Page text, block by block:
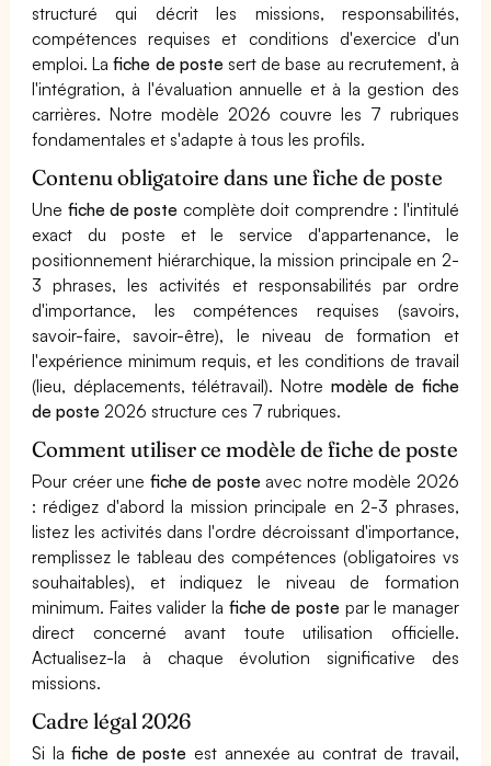
structuré qui décrit les missions, responsabilités,
compétences requises et conditions d'exercice d'un
emploi. Lafiche de postesert de base au recrutement, à
l'intégration, à l'évaluation annuelle et à la gestion des
carrières. Notre modèle 2026 couvre les 7 rubriques
fondamentales et s'adapte à tous les profils.
Contenu obligatoire dans une fiche de poste
Une fiche de poste complète doit comprendre : l'intitulé
exact du poste et le service d'appartenance, le
positionnement hiérarchique, la mission principale en 2-
3 phrases, les activités et responsabilités par ordre
d'importance, les compétences requises (savoirs,
savoir-faire, savoir-être), le niveau de formation et
l'expérience minimum requis, et les conditions de travail
(lieu, déplacements, télétravail). Notre modèle de fiche
de poste 2026 structure ces 7 rubriques.
Comment utiliser ce modèle de fiche de poste
Pour créer une fiche de posteavec notre modèle 2026
: rédigez d'abord la mission principale en 2-3 phrases,
listez les activités dans l'ordre décroissant d'importance,
remplissez le tableau des compétences (obligatoires vs
souhaitables), et indiquez le niveau de formation
minimum. Faites valider la fiche de poste par le manager
direct concerné avant toute utilisation officielle.
Actualisez-la à chaque évolution significative des
missions.
Cadre légal 2026
Si lafiche de poste est annexée au contrat de travail,